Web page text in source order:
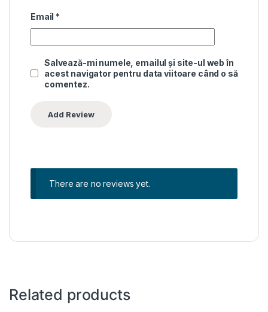
Email *
Salvează-mi numele, emailul și site-ul web în
acest navigator pentru data viitoare când o să
comentez.
There are no reviews yet.
Related products